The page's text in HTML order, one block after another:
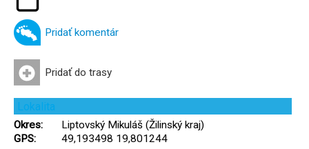
Pridať komentár
Pridať do trasy
Lokalita
Okres:
Liptovský Mikuláš (Žilinský kraj)
GPS:
49,193498 19,801244